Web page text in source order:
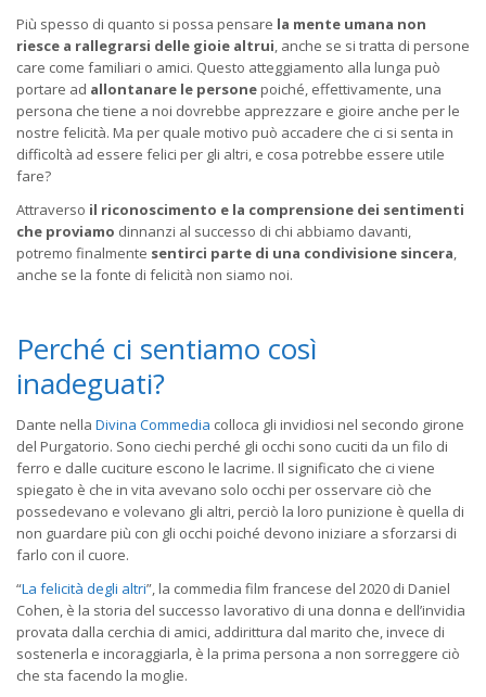
Più spesso di quanto si possa pensare la mente umana non
riesce a rallegrarsi delle gioie altrui, anche se si tratta di persone
care come familiari o amici. Questo atteggiamento alla lunga può
portare ad allontanare le persone poiché, effettivamente, una
persona che tiene a noi dovrebbe apprezzare e gioire anche per le
nostre felicità. Ma per quale motivo può accadere che ci si senta in
difficoltà ad essere felici per gli altri, e cosa potrebbe essere utile
fare?
Attraverso il riconoscimento e la comprensione dei sentimenti
che proviamo dinnanzi al successo di chi abbiamo davanti,
potremo finalmente sentirci parte di una condivisione sincera,
anche se la fonte di felicità non siamo noi.
Perché ci sentiamo così
inadeguati?
Dante nella Divina Commedia colloca gli invidiosi nel secondo girone
del Purgatorio. Sono ciechi perché gli occhi sono cuciti da un filo di
ferro e dalle cuciture escono le lacrime. Il significato che ci viene
spiegato è che in vita avevano solo occhi per osservare ciò che
possedevano e volevano gli altri, perciò la loro punizione è quella di
non guardare più con gli occhi poiché devono iniziare a sforzarsi di
farlo con il cuore.
“La felicità degli altri”, la commedia film francese del 2020 di Daniel
Cohen, è la storia del successo lavorativo di una donna e dell’invidia
provata dalla cerchia di amici, addirittura dal marito che, invece di
sostenerla e incoraggiarla, è la prima persona a non sorreggere ciò
che sta facendo la moglie.